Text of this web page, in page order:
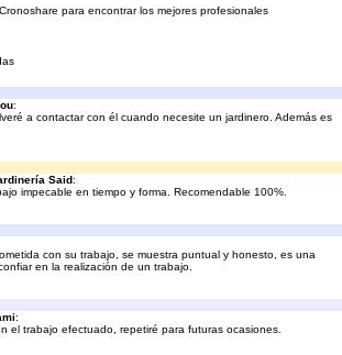
para encontrar los mejores profesionales
:
a contactar con él cuando necesite un jardinero. Además es
Said:
impecable en tiempo y forma. Recomendable 100%.
con su trabajo, se muestra puntual y honesto, es una
en la realización de un trabajo.
:
el trabajo efectuado, repetiré para futuras ocasiones.